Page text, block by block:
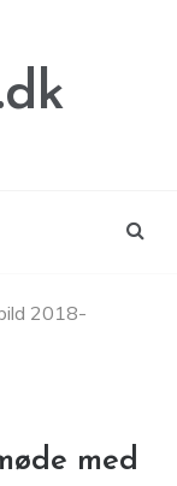
2018-
med